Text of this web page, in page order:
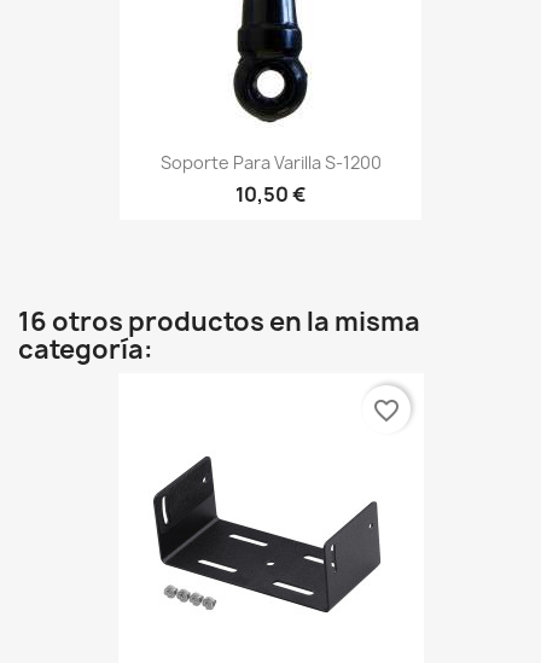
Soporte Para Varilla S-1200
10,50 €
16 otros productos en la misma
categoría:
favorite_border